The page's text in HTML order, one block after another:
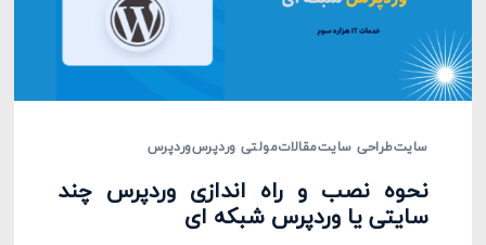
سایتطراحی سایتمقالاتمولتی وردپرسوردپرس
نحوه نصب و راه اندازی وردپرس چند
سایتی یا وردپرس شبکه ای